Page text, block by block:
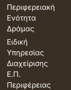
Περιφερειακή
Ενότητα
Δράμας
Ειδική
Υπηρεσίας
Διαχείρισης
Ε.Π.
Περιφέρειας